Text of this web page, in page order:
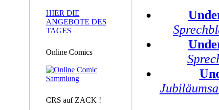
HIER DIE
ANGEBOTE DES
TAGES
Online Comics
CRS auf ZACK !